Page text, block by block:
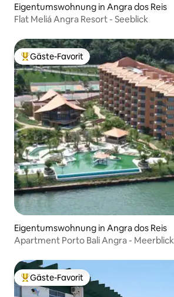
Eigentumswohnung in Angra dos Reis
Flat Meliá Angra Resort - Seeblick
Beliebter Gäste-Favorit.
Gäste-Favorit
Eigentumswohnung in Angra dos Reis
Apartment Porto Bali Angra - Meerblick
Beliebter Gäste-Favorit.
Gäste-Favorit